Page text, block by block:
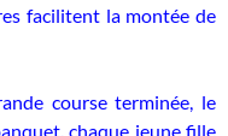
facilitent la montée de
course terminée, le
chaque jeune fille